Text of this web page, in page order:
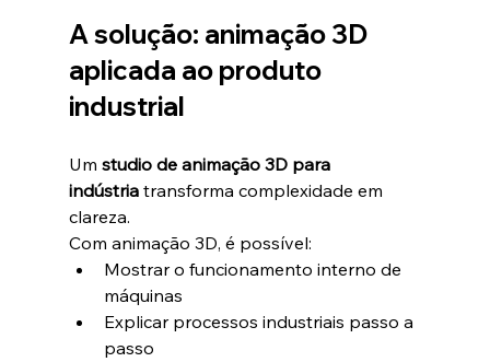
A solução: animação 3D
aplicada ao produto
industrial
Um studio de animação 3D para
indústria transforma complexidade em
clareza.
Com animação 3D, é possível:
Mostrar o funcionamento interno de
máquinas
Explicar processos industriais passo a
passo